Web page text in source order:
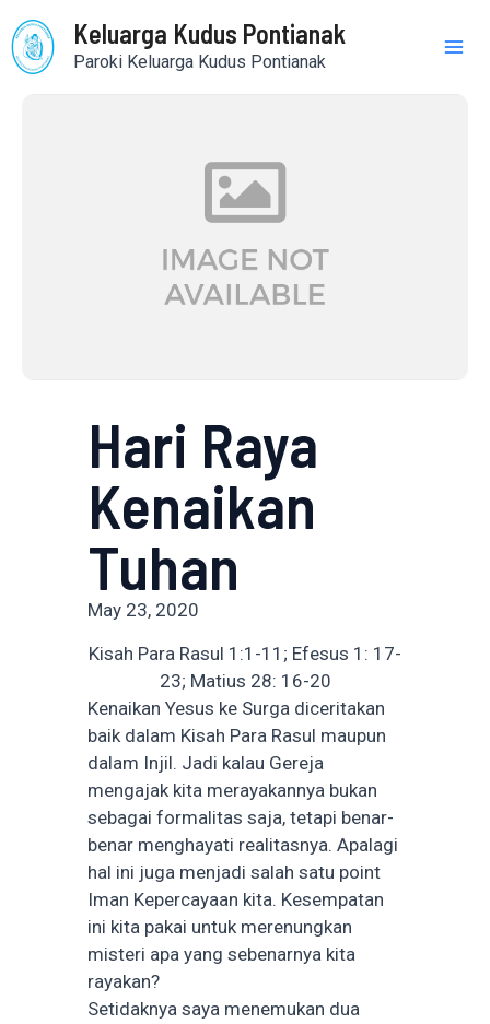
to
content
Keluarga Kudus Pontianak
Paroki Keluarga Kudus Pontianak
Hari Raya
Kenaikan
Tuhan
May 23, 2020
Kisah Para Rasul 1:1-11; Efesus 1: 17-
23; Matius 28: 16-20
Kenaikan Yesus ke Surga diceritakan
baik dalam Kisah Para Rasul maupun
dalam Injil. Jadi kalau Gereja
mengajak kita merayakannya bukan
sebagai formalitas saja, tetapi benar-
benar menghayati realitasnya. Apalagi
hal ini juga menjadi salah satu point
Iman Kepercayaan kita. Kesempatan
ini kita pakai untuk merenungkan
misteri apa yang sebenarnya kita
rayakan?
Setidaknya saya menemukan dua